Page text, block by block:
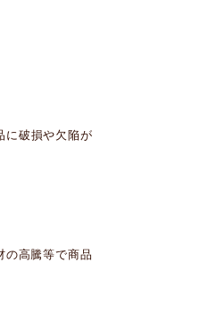
に破損や欠陥が
の高騰等で商品